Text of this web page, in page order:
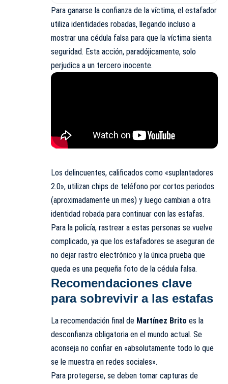
Para ganarse la confianza de la víctima, el estafador
utiliza identidades robadas, llegando incluso a
mostrar una cédula falsa para que la víctima sienta
seguridad. Esta acción, paradójicamente, solo
perjudica a un tercero inocente.
Los delincuentes, calificados como «suplantadores
2.0», utilizan chips de teléfono por cortos periodos
(aproximadamente un mes) y luego cambian a otra
identidad robada para continuar con las estafas.
Para la policía, rastrear a estas personas se vuelve
complicado, ya que los estafadores se aseguran de
no dejar rastro electrónico y la única prueba que
queda es una pequeña foto de la cédula falsa.
Recomendaciones clave
para sobrevivir a las estafas
La recomendación final de Martínez Brito es la
desconfianza obligatoria en el mundo actual. Se
aconseja no confiar en «absolutamente todo lo que
se le muestra en redes sociales».
Para protegerse, se deben tomar capturas de